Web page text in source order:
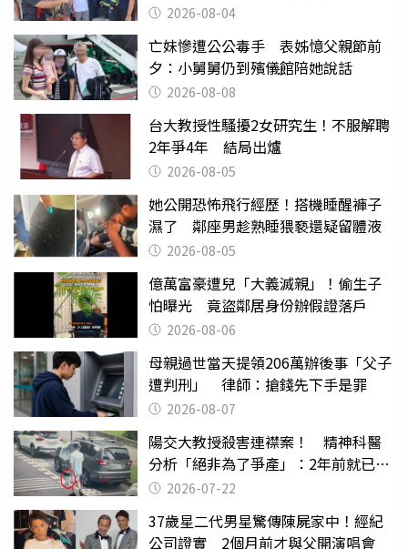
2026-08-04
亡妹慘遭公公毒手 表姊憶父親節前
夕：小舅舅仍到殯儀館陪她說話
2026-08-08
台大教授性騷擾2女研究生！不服解聘
2年爭4年 結局出爐
2026-08-05
她公開恐怖飛行經歷！搭機睡醒褲子
濕了 鄰座男趁熟睡猥褻還疑留體液
2026-08-05
億萬富豪遭兒「大義滅親」！偷生子
怕曝光 竟盜鄰居身份辦假證落戶
2026-08-06
母親過世當天提領206萬辦後事「父子
遭判刑」 律師：搶錢先下手是罪
2026-08-07
陽交大教授殺害連襟案！ 精神科醫
分析「絕非為了爭產」：2年前就已言
行詭異
2026-07-22
37歲星二代男星驚傳陳屍家中！經紀
公司證實 2個月前才與父開演唱會